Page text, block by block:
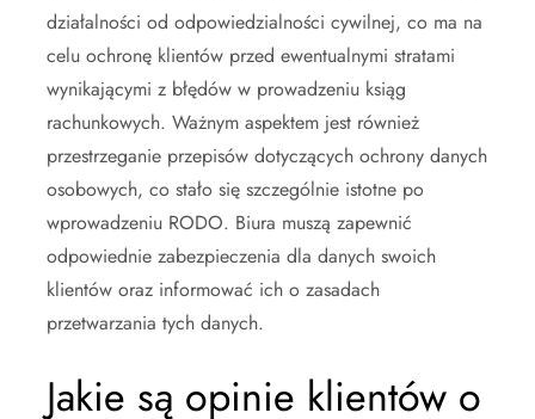
działalności od odpowiedzialności cywilnej, co ma na
celu ochronę klientów przed ewentualnymi stratami
wynikającymi z błędów w prowadzeniu ksiąg
rachunkowych. Ważnym aspektem jest również
przestrzeganie przepisów dotyczących ochrony danych
osobowych, co stało się szczególnie istotne po
wprowadzeniu RODO. Biura muszą zapewnić
odpowiednie zabezpieczenia dla danych swoich
klientów oraz informować ich o zasadach
przetwarzania tych danych.
Jakie są opinie klientów o